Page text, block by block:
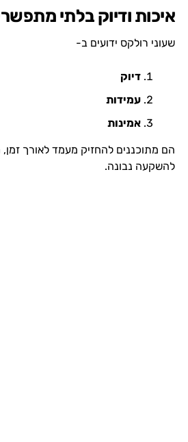
איכות ודיוק בלתי
שעוני רולקס ידועים ב-
דיוק
עמידות
אמינות
הם מתוכננים להחזיק מעמד לאורך
להשקעה נבונה.